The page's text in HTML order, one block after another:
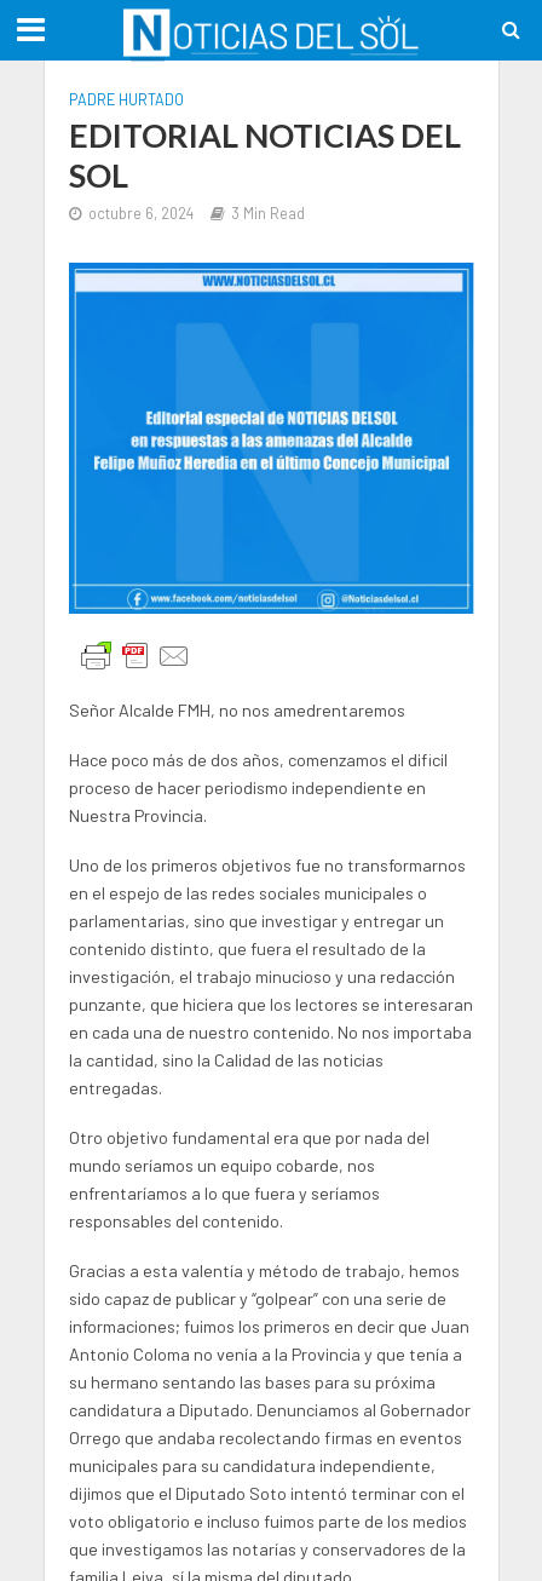
PADRE HURTADO
EDITORIAL NOTICIAS DEL
SOL
octubre 6, 2024 3 Min Read
Señor Alcalde FMH, no nos amedrentaremos
Hace poco más de dos años, comenzamos el dificil
proceso de hacer periodismo independiente en
Nuestra Provincia.
Uno de los primeros objetivos fue no transformarnos
en el espejo de las redes sociales municipales o
parlamentarias, sino que investigar y entregar un
contenido distinto, que fuera el resultado de la
investigación, el trabajo minucioso y una redacción
punzante, que hiciera que los lectores se interesaran
en cada una de nuestro contenido. No nos importaba
la cantidad, sino la Calidad de las noticias
entregadas.
Otro objetivo fundamental era que por nada del
mundo seríamos un equipo cobarde, nos
enfrentaríamos a lo que fuera y seríamos
responsables del contenido.
Gracias a esta valentía y método de trabajo, hemos
sido capaz de publicar y “golpear” con una serie de
informaciones; fuimos los primeros en decir que Juan
Antonio Coloma no venía a la Provincia y que tenía a
su hermano sentando las bases para su próxima
candidatura a Diputado. Denunciamos al Gobernador
Orrego que andaba recolectando firmas en eventos
municipales para su candidatura independiente,
dijimos que el Diputado Soto intentó terminar con el
voto obligatorio e incluso fuimos parte de los medios
que investigamos las notarías y conservadores de la
familia Leiva, sí la misma del diputado.